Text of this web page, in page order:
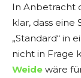
In Anbetracht
klar, dass
„Standard“ in
nicht in Frage
Weide wäre